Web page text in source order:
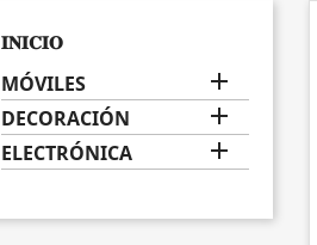
𝐈𝐍𝐈𝐂𝐈𝐎
MÓVILES 
DECORACIÓN 
ELECTRÓNICA 